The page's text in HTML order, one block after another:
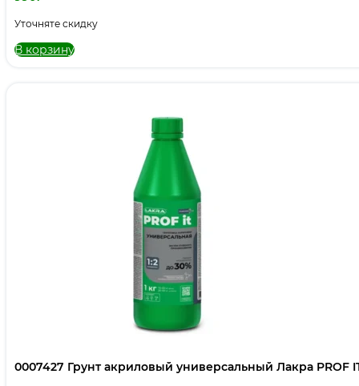
Уточняте скидку
В корзину
0007427 Грунт акриловый универсальный Лакра PROF